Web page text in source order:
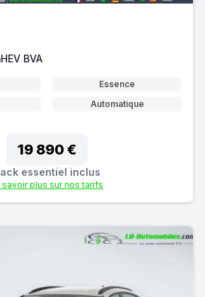
BVA
Essence
Automatique
19 890 €
essentiel inclus
savoir plus sur nos tarifs